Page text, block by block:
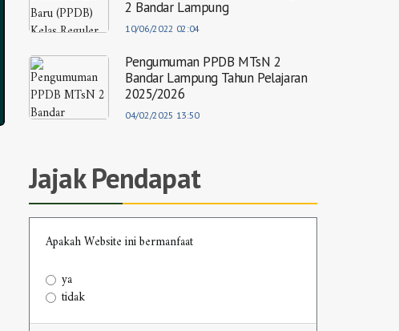
2 Bandar Lampung
10/06/2022 02:04
Pengumuman PPDB MTsN 2
Bandar Lampung Tahun Pelajaran
2025/2026
04/02/2025 13:50
Jajak Pendapat
Apakah Website ini bermanfaat
ya
tidak